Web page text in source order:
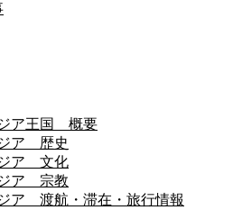
ア王国 概要
ア 歴史
ア 文化
ア 宗教
ア 渡航・滞在・旅行情報